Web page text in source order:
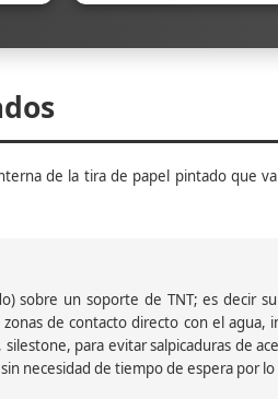
de la tira de papel pintado que
sobre un soporte de TNT; es decir
de contacto directo con el
para evitar salpicaduras de
necesidad de tiempo de espera por